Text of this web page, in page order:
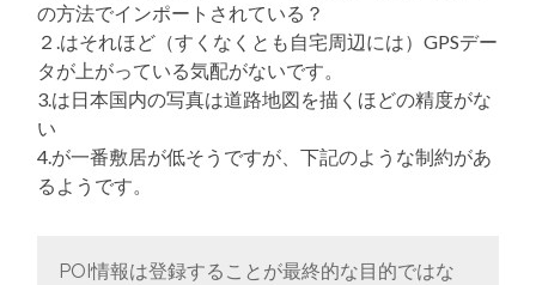
の方法でインポートされている？
２.はそれほど（すくなくとも自宅周辺には）GPSデー
タが上がっている気配がないです。
3.は日本国内の写真は道路地図を描くほどの精度がな
い
4.が一番敷居が低そうですが、下記のような制約があ
るようです。
POI情報は登録することが最終的な目的ではな